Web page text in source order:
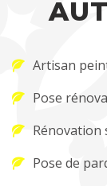
Artisan
Pose
Rénovation
Pose de